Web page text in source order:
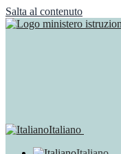
Salta al contenuto
Italiano